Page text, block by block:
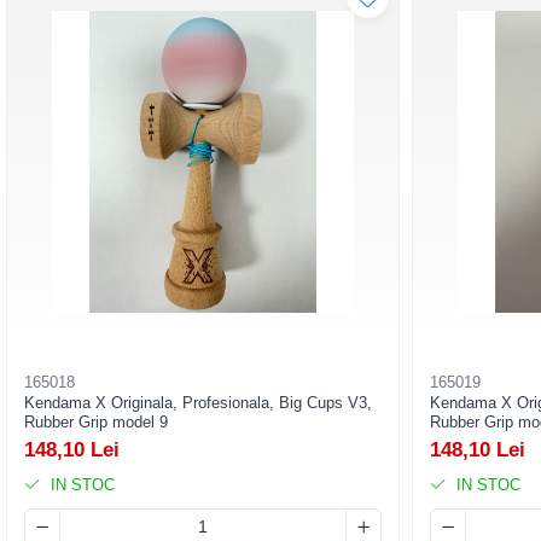
Articole pentru Copii
Articole Diverse copii
Articole diverse pentru copii
Covorase de joaca
Genti, Portofele, Penare
Jucarii pentru copii
Jucarii si Jocuri
Markere si Set Desen
Markere si Set Desen
Scaune de masa bebe
Articole Petrecere
165018
Kendama X Originala, Profesionala, Big Cups V3,
Rubber Grip model 9
148,10 Lei
IN STOC
165019
Kendama X
Rubber Grip
148,10 Lei
IN STOC